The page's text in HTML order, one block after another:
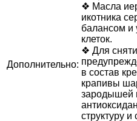
Дополнительно:
❖ Масла
икотника
балансом и
клеток.
❖ Для
в состав
крапивы
структуру